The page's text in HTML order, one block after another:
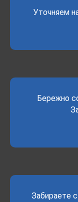
Уточняем
Бережно
Забираете